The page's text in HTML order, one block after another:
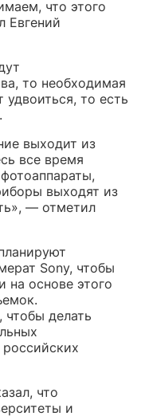
что этого
Евгений
то необходимая
то есть
выходит из
все время
выходят из
— отметил
Sony, чтобы
на основе этого
делать
что
и